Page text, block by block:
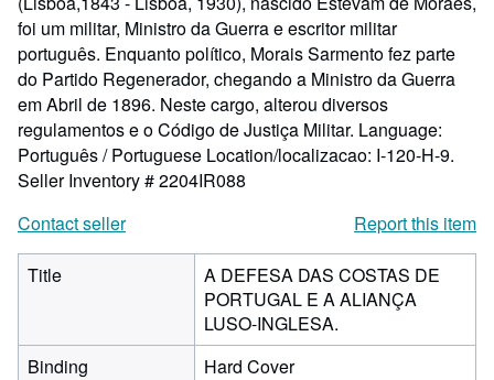
foi um militar, Ministro da Guerra e escritor militar
português. Enquanto político, Morais Sarmento fez parte
do Partido Regenerador, chegando a Ministro da Guerra
em Abril de 1896. Neste cargo, alterou diversos
regulamentos e o Código de Justiça Militar. Language:
Português / Portuguese Location/localizacao: I-120-H-9.
Seller Inventory # 2204IR088
Contact seller
Report this item
Title
A DEFESA DAS COSTAS DE
PORTUGAL E A ALIANÇA
LUSO-INGLESA.
Binding
Hard Cover